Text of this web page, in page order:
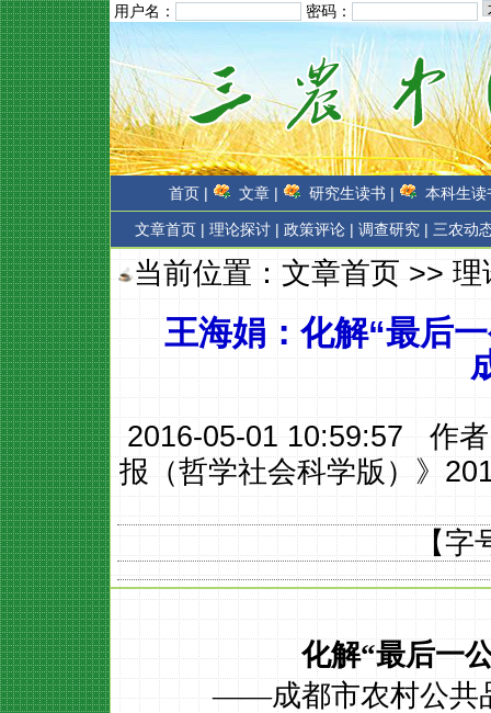
用户名： 密码：
首页 | 文章 | 研究生读书 | 本科生读
文章首页 | 理论探讨 | 政策评论 | 调查研究 | 三农动
当前位置：文章首页>>理
王海娟：化解“最后
2016-05-01 10:59:57 作
报（哲学社会科学版）》
【字
化解“最后一
——成都市农村公共